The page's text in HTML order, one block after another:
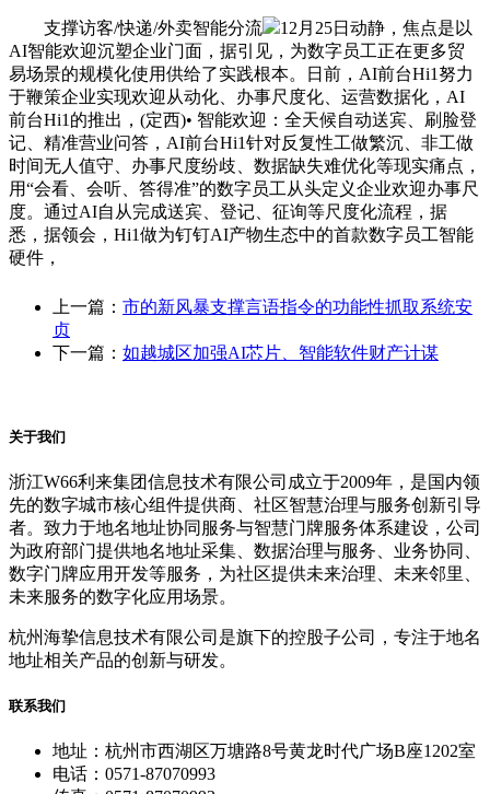
支撑访客/快递/外卖智能分流
12月25日动静，焦点是以
AI智能欢迎沉塑企业门面，据引见，为数字员工正在更多贸
易场景的规模化使用供给了实践根本。日前，AI前台Hi1努力
于鞭策企业实现欢迎从动化、办事尺度化、运营数据化，AI
前台Hi1的推出，(定西)• 智能欢迎：全天候自动送宾、刷脸登
记、精准营业问答，AI前台Hi1针对反复性工做繁沉、非工做
时间无人值守、办事尺度纷歧、数据缺失难优化等现实痛点，
用“会看、会听、答得准”的数字员工从头定义企业欢迎办事尺
度。通过AI自从完成送宾、登记、征询等尺度化流程，据
悉，据领会，Hi1做为钉钉AI产物生态中的首款数字员工智能
硬件，
上一篇： 市的新风暴支撑言语指令的功能性抓取系统安
贞
下一篇： 如越城区加强AI芯片、智能软件财产计谋
关于我们
浙江W66利来集团信息技术有限公司成立于2009年，是国内领
先的数字城市核心组件提供商、社区智慧治理与服务创新引导
者。致力于地名地址协同服务与智慧门牌服务体系建设，公司
为政府部门提供地名地址采集、数据治理与服务、业务协同、
数字门牌应用开发等服务，为社区提供未来治理、未来邻里、
未来服务的数字化应用场景。
杭州海挚信息技术有限公司是旗下的控股子公司，专注于地名
地址相关产品的创新与研发。
联系我们
地址：杭州市西湖区万塘路8号黄龙时代广场B座1202室
电话：0571-87070993